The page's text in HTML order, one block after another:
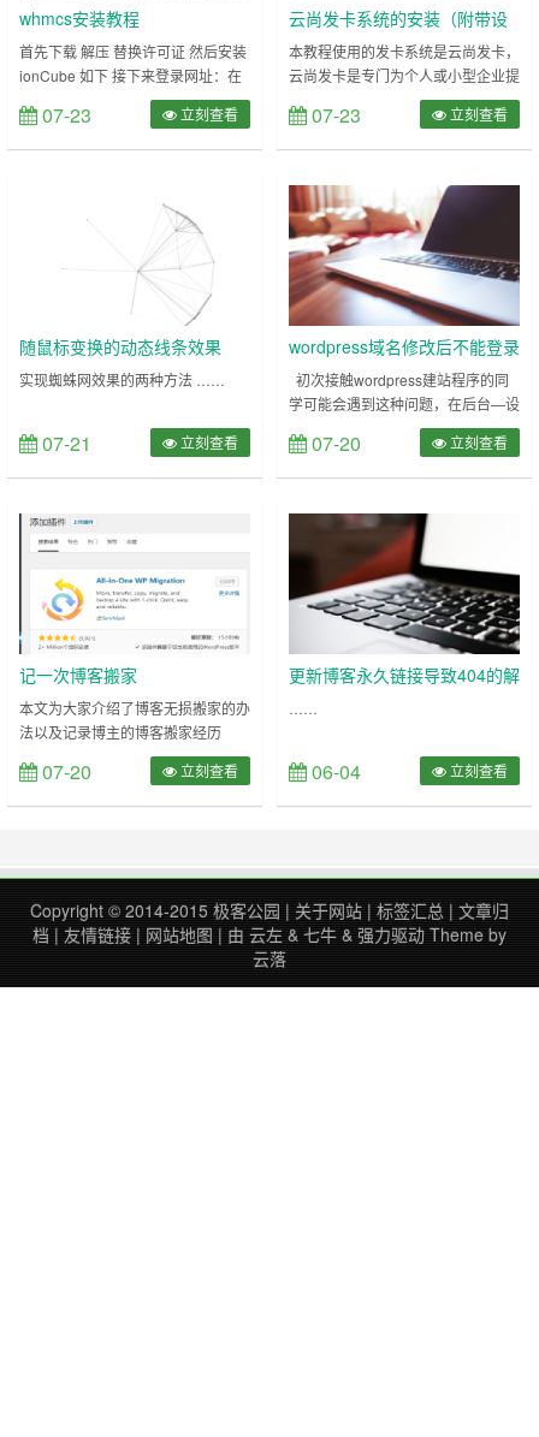
whmcs安装教程
首先下载 解压 替换许可证 然后安装
ionCube 如下 接下来登录网址：在
名/install/install.php” 有一步会检测
configuration.php文件的权限，直接
为777即可。 因为博主已经改过，就
07-23 立刻查看
云尚发卡系统的安装（附带设
置支付宝当面付）
本教程使用的发卡系统是云尚发卡，
云尚发卡是专门为个人或小型企业提
供的在线售卡，订单处理系统。话不
多说，开始教程 云尚发卡系统的安
装 此处暂时留坑，网上写这个的很
地方也踩了无数的坑，今天记录一
下。 实际上这个也不难，只需要配
置三点。 上述图的三点分别对应下
面的图 私钥的获取需要下载支付宝
的私钥获取软件： RSA签名验签
工……
07-23 立刻查看
随鼠标变换的动态线条效果
实现蜘蛛网效果的两种方法 ……
07-21 立刻查看
wordpress域名修改后不能登录
后台的解决办法
初次接触wordpress建站程序的同
学可能会遇到这种问题，在后台—设
置—常规—WordPress地址或者网站
域名处设置了别的域名，结果导致后
台无法登录了，这是一种情况，还有
名了，也会出现这类问题，那么就需
要重新配置下当前域名才能使得网站
正常运行。这两种情况博主也都遇见
过，这里就做个记录。趁着这次博客
搬……
07-20 立刻查看
记一次博客搬家
本文为大家介绍了博客无损搬家的办
法以及记录博主的博客搬家经历
07-20 立刻查看
更新博客永久链接导致404的解
……
06-04 立刻查看
Copyright © 2014-2015 极客公园 | 关于网站 | 标签汇总 | 文章归
档 | 友情链接 | 网站地图 | 由 云左 & 七牛 & 强力驱动 Theme by
云落